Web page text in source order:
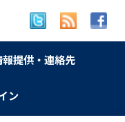
報提供・連絡先
ン